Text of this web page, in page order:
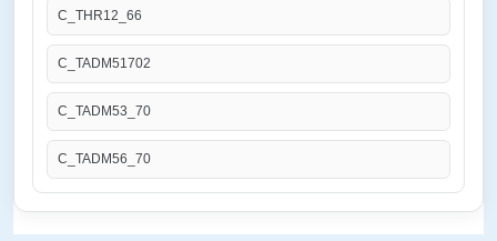
C_THR12_66
C_TADM51702
C_TADM53_70
C_TADM56_70